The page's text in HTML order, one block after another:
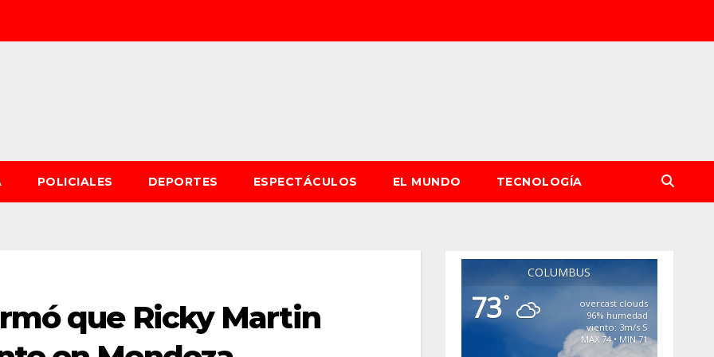
POLICIALES DEPORTES ESPECTÁCULOS EL MUNDO TECNOLOGÍA
que Ricky Martin
COLUMBUS
73°
overcast clouds
96% humedad
viento: 3m/s S
MAX 74 • MIN 71